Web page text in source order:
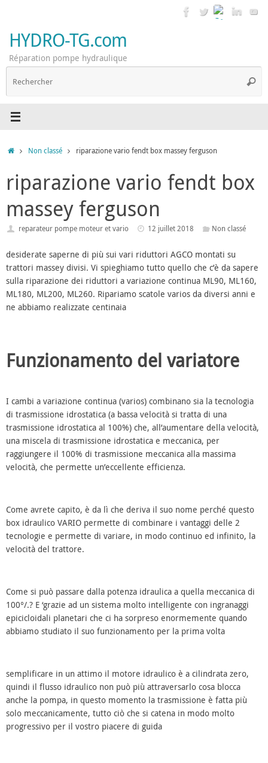
contenu
HYDRO-TG.com
Réparation pompe hydraulique
AccueilNon classé riparazione vario fendt box massey ferguson
riparazione vario fendt box
massey ferguson
reparateur pompe moteur et vario 12 juillet 2018 Non classé
desiderate saperne di più sui vari riduttori AGCO montati su
trattori massey divisi. Vi spieghiamo tutto quello che c’è da sapere
sulla riparazione dei riduttori a variazione continua ML90, ML160,
ML180, ML200, ML260. Ripariamo scatole varios da diversi anni e
ne abbiamo realizzate centinaia
Funzionamento del variatore
I cambi a variazione continua (varios) combinano sia la tecnologia
di trasmissione idrostatica (a bassa velocità si tratta di una
trasmissione idrostatica al 100%) che, all’aumentare della velocità,
una miscela di trasmissione idrostatica e meccanica, per
raggiungere il 100% di trasmissione meccanica alla massima
velocità, che permette un’eccellente efficienza.
Come avrete capito, è da lì che deriva il suo nome perché questo
box idraulico VARIO permette di combinare i vantaggi delle 2
tecnologie e permette di variare, in modo continuo ed infinito, la
velocità del trattore.
Come si può passare dalla potenza idraulica a quella meccanica di
100°/.? E ‘grazie ad un sistema molto intelligente con ingranaggi
epicicloidali planetari che ci ha sorpreso enormemente quando
abbiamo studiato il suo funzionamento per la prima volta
semplificare in un attimo il motore idraulico è a cilindrata zero,
quindi il flusso idraulico non può più attraversarlo cosa blocca
anche la pompa, in questo momento la trasmissione è fatta più
solo meccanicamente, tutto ciò che si catena in modo molto
progressivo per il vostro piacere di guida